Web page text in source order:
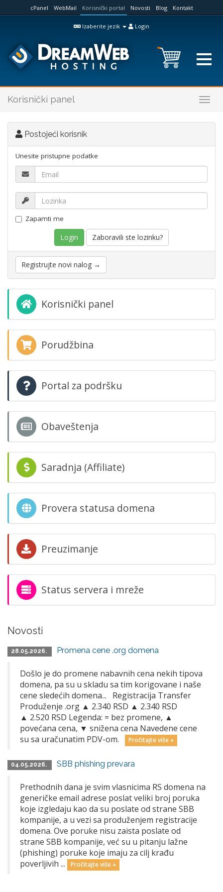
cPanel WebMail Korisnički portal Novosti Blog Kontakt
Izaberite jezik Login
Korisnički panel
Postojeći korisnik
Unesite pristupne podatke
Zapamti me
Zaboravili ste lozinku?
Registrujte novi nalog →
Korisnički panel
Porudžbina
Portal za podršku
Obaveštenja
Saradnja (Affiliate)
Provera statusa domena
Preuzimanje
Status servera i mreže
Novosti
28.05.2026. Promena cene .org domena
Došlo je do promene nabavnih cena nekih tipova
domena, pa su u skladu sa tim korigovane i naše
cene sledećih domena... Registracija Transfer
Produženje .org ▲ 2.340 RSD ▲ 2.340 RSD
▲ 2.520 RSD Legenda: = bez promene, ▲
povećana cena, ▼ snižena cena Navedene cene
su sa uračunatim PDV-om.
Pročitajte više »
04.05.2026. SBB phishing prevara
Prethodnih dana je svim vlasnicima RS domena na
generičke email adrese poslat veliki broj poruka
koje izgledaju kao da su poslate od strane SBB
kompanije, a u vezi sa produženjem registracije
domena. Ove poruke nisu zaista poslate od
strane SBB kompanije, već su u pitanju lažne
(phishing) poruke koje imaju za cilj krađu
poverljivih ...
Pročitajte više »